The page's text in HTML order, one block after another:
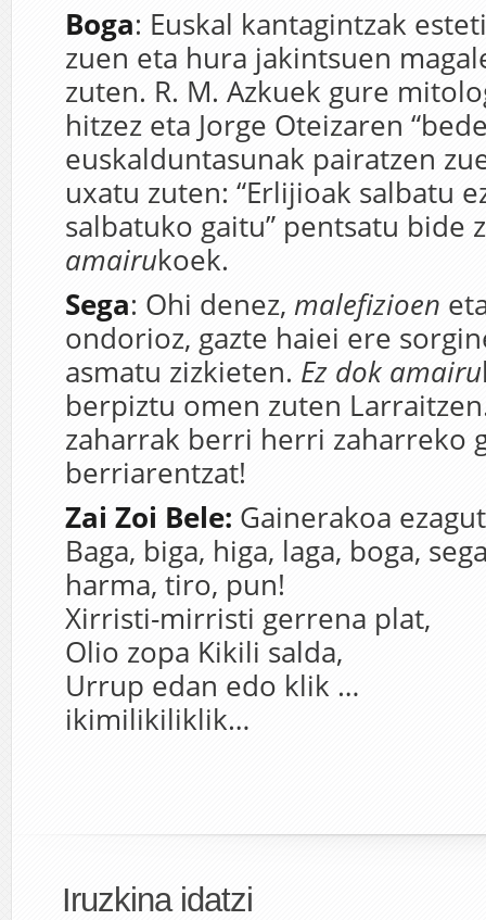
Boga: Euskal kantagintzak
zuen eta hura jakintsuen
zuten. R. M. Azkuek gure
hitzez eta Jorge Oteizaren
euskalduntasunak pairatzen
uxatu zuten: “Erlijioak salbatu
salbatuko gaitu” pentsatu bide
amairukoek.
Sega: Ohi denez, malefizioen
ondorioz, gazte haiei ere
asmatu zizkieten. Ez dok amairu
berpiztu omen zuten
zaharrak berri herri zaharreko
berriarentzat!
Zai Zoi Bele: Gainerakoa
Baga, biga, higa, laga, boga,
harma, tiro, pun!
Xirristi-mirristi gerrena plat,
Olio zopa Kikili salda,
Urrup edan edo klik …
ikimilikiliklik…
Iruzkina idatzi